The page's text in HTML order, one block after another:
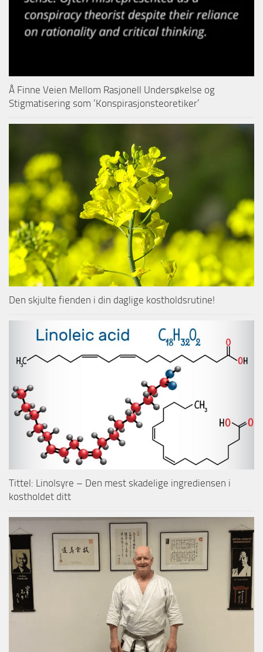
Å Finne Veien Mellom Rasjonell Undersøkelse og
Stigmatisering som ‘Konspirasjonsteoretiker’
Den skjulte fienden i din daglige kostholdsrutine!
Tittel: Linolsyre – Den mest skadelige ingrediensen i
kostholdet ditt